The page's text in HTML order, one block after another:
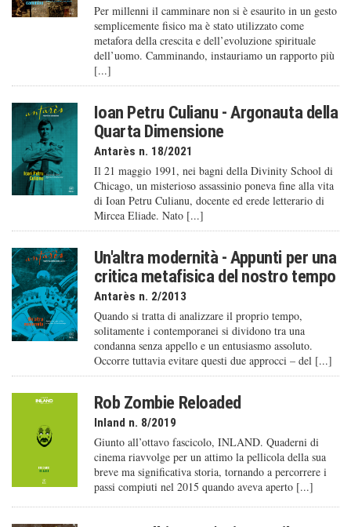
Per millenni il camminare non si è esaurito in un gesto
semplicemente fisico ma è stato utilizzato come
metafora della crescita e dell’evoluzione spirituale
dell’uomo. Camminando, instauriamo un rapporto più
[...]
Ioan Petru Culianu - Argonauta della
Quarta Dimensione
Antarès n. 18/2021
Il 21 maggio 1991, nei bagni della Divinity School di
Chicago, un misterioso assassinio poneva fine alla vita
di Ioan Petru Culianu, docente ed erede letterario di
Mircea Eliade. Nato [...]
Un'altra modernità - Appunti per una
critica metafisica del nostro tempo
Antarès n. 2/2013
Quando si tratta di analizzare il proprio tempo,
solitamente i contemporanei si dividono tra una
condanna senza appello e un entusiasmo assoluto.
Occorre tuttavia evitare questi due approcci – del [...]
Rob Zombie Reloaded
Inland n. 8/2019
Giunto all’ottavo fascicolo, INLAND. Quaderni di
cinema riavvolge per un attimo la pellicola della sua
breve ma significativa storia, tornando a percorrere i
passi compiuti nel 2015 quando aveva aperto [...]